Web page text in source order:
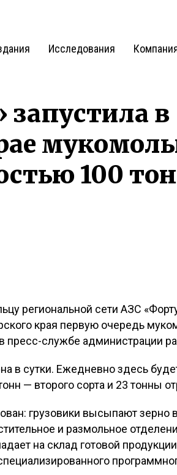
Исследования
в
100
региональной сети АЗС
края первую очередь
пресс-службе администрации
в сутки. Ежедневно здесь
— второго сорта и 23 тонны
грузовики высыпают зерно
и размольное
на склад готовой